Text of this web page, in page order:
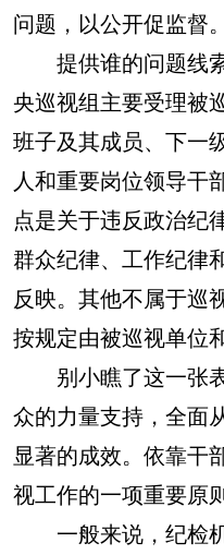
问题，以公开促监督。
提供谁的问题线索
央巡视组主要受理被
班子及其成员、下一
人和重要岗位领导干
点是关于违反政治纪
群众纪律、工作纪律
反映。其他不属于巡
按规定由被巡视单位
别小瞧了这一张表
众的力量支持，全面
显著的成效。依靠干
视工作的一项重要原则
一般来说，纪检